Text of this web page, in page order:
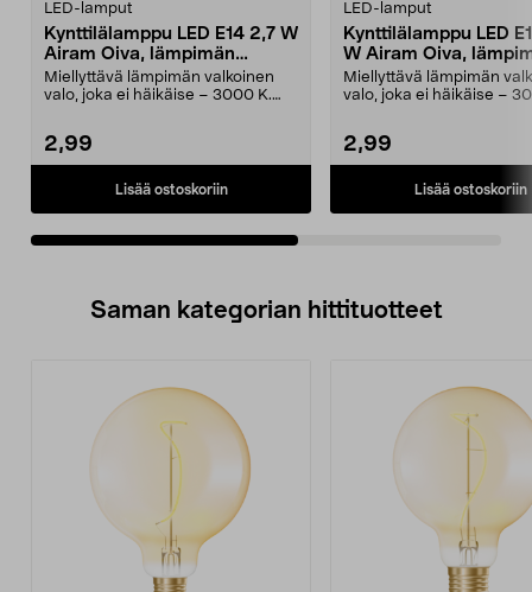
LED-lamput
Kynttilälamppu LED E14 2,7 W
Airam Oiva, lämpimän
valkoinen
Miellyttävä lämpimän valkoinen
valo, joka ei häikäise – 3000 K.
2,99
Lisää ostoskoriin
LED-lamput
Kynttilälamppu LED
W Airam Oiva,
valkoinen
Miellyttävä lämpimän
valo, joka ei häikäise –
2,99
Lisää ostoskoriin
Saman kategorian hittituotteet